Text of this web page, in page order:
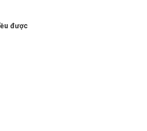
được